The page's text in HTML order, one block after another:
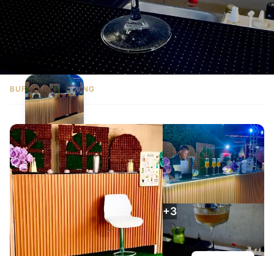
Saciar Cocktail
Luanda
BUFFET E CATERING
+3